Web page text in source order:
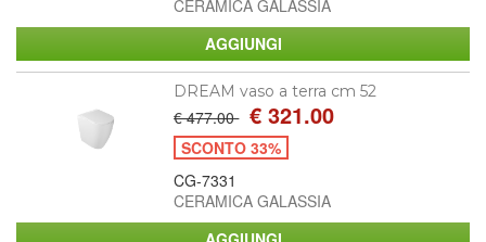
CERAMICA GALASSIA
DREAM vaso a terra cm 52
€ 477.00 € 321.00
SCONTO 33%
CG-7331
CERAMICA GALASSIA